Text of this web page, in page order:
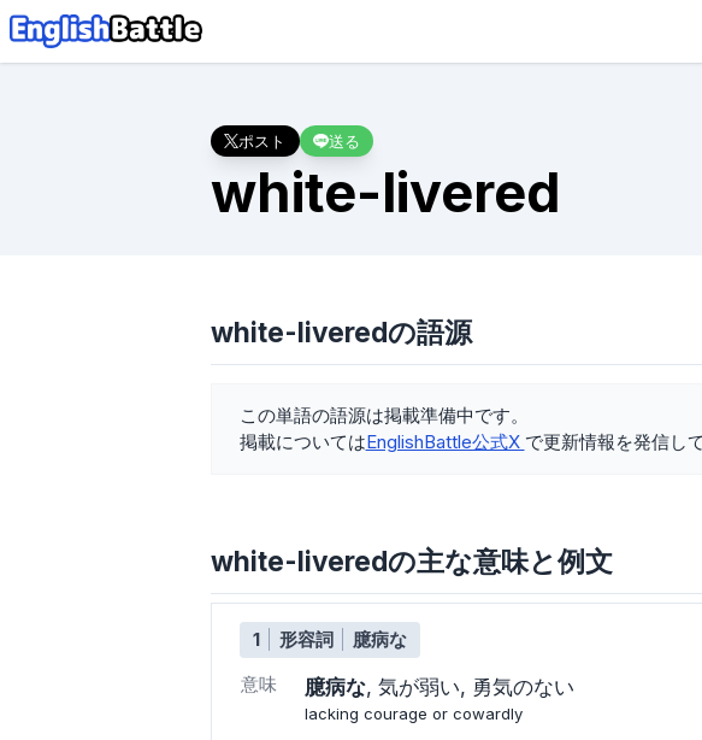
ポスト 送る
white-livered
white-liveredの語源
この単語の語源は掲載準備中です。
掲載についてはEnglishBattle公式X で更新情報を発信し
white-liveredの主な意味と例文
1 形容詞
臆病な
意味
臆病な 気が弱い 勇気のない
lacking courage or cowardly